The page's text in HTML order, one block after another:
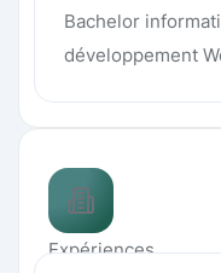
Bachelor
développement
Expériences